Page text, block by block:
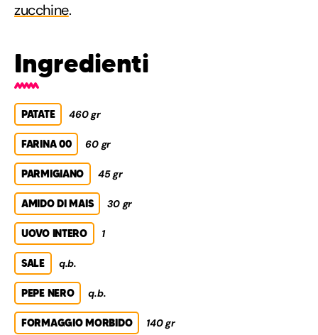
zucchine.
Ingredienti
PATATE 460 gr
FARINA 00 60 gr
PARMIGIANO 45 gr
AMIDO DI MAIS 30 gr
UOVO INTERO 1
SALE q.b.
PEPE NERO q.b.
FORMAGGIO MORBIDO 140 gr